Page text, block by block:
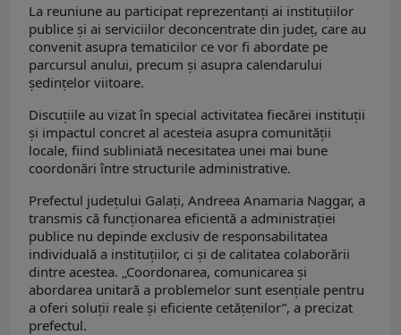
La reuniune au participat reprezentanți ai instituțiilor
publice și ai serviciilor deconcentrate din județ, care au
convenit asupra tematicilor ce vor fi abordate pe
parcursul anului, precum și asupra calendarului
ședințelor viitoare.
Discuțiile au vizat în special activitatea fiecărei instituții
și impactul concret al acesteia asupra comunității
locale, fiind subliniată necesitatea unei mai bune
coordonări între structurile administrative.
Prefectul județului Galați, Andreea Anamaria Naggar, a
transmis că funcționarea eficientă a administrației
publice nu depinde exclusiv de responsabilitatea
individuală a instituțiilor, ci și de calitatea colaborării
dintre acestea. „Coordonarea, comunicarea și
abordarea unitară a problemelor sunt esențiale pentru
a oferi soluții reale și eficiente cetățenilor”, a precizat
prefectul.